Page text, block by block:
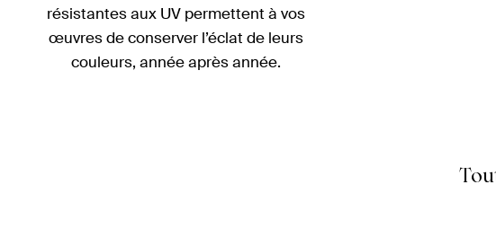
résistantes aux UV permettent à vos
œuvres de conserver l’éclat de leurs
couleurs, année après année.